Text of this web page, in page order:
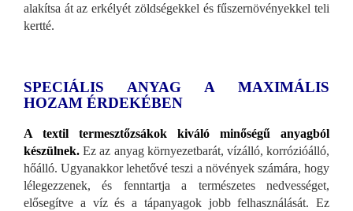
alakítsa át az erkélyét zöldségekkel és fűszernövényekkel teli
kertté.
SPECIÁLIS ANYAG A MAXIMÁLIS
HOZAM ÉRDEKÉBEN
A textil termesztőzsákok kiváló minőségű anyagból
készülnek. Ez az anyag környezetbarát, vízálló, korrózióálló,
hőálló. Ugyanakkor lehetővé teszi a növények számára, hogy
lélegezzenek, és fenntartja a természetes nedvességet,
elősegítve a víz és a tápanyagok jobb felhasználását. Ez